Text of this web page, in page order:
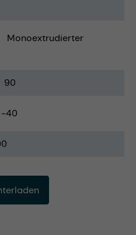
Monoextrudierter
90
-40